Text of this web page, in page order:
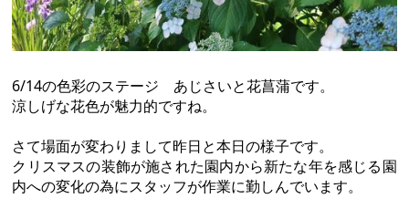
6/14の色彩のステージ あじさいと花菖蒲です。
涼しげな花色が魅力的ですね。
さて場面が変わりまして昨日と本日の様子です。
クリスマスの装飾が施された園内から新たな年を感じる園
内への変化の為にスタッフが作業に勤しんでいます。